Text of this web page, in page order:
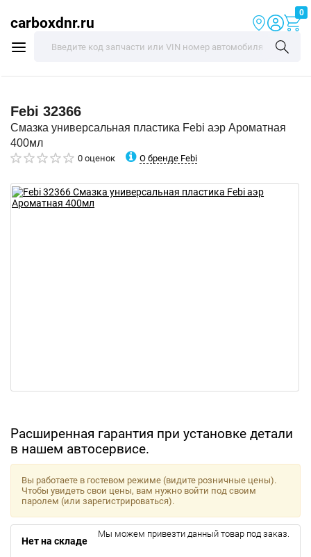
carboxdnr.ru
0
Febi 32366
Смазка универсальная пластика Febi аэр Ароматная
400мл
0 оценок О бренде Febi
Расширенная гарантия при установке детали
в нашем автосервисе.
Вы работаете в гостевом режиме (видите розничные цены).
Чтобы увидеть свои цены, вам нужно войти под своим
паролем (или зарегистрироваться).
Нет на складе
Мы можем привезти данный товар под заказ.